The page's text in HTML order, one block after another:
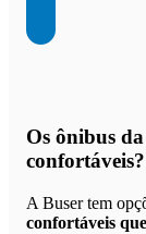
Os ônibus
confortáveis?
A Buser tem
confortáveis